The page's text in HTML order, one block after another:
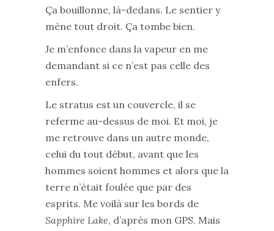
Ça bouillonne, là-dedans. Le sentier y
mène tout droit. Ça tombe bien.
Je m’enfonce dans la vapeur en me
demandant si ce n’est pas celle des
enfers.
Le stratus est un couvercle, il se
referme au-dessus de moi. Et moi, je
me retrouve dans un autre monde,
celui du tout début, avant que les
hommes soient hommes et alors que la
terre n’était foulée que par des
esprits. Me voilà sur les bords de
Sapphire Lake, d’après mon GPS. Mais